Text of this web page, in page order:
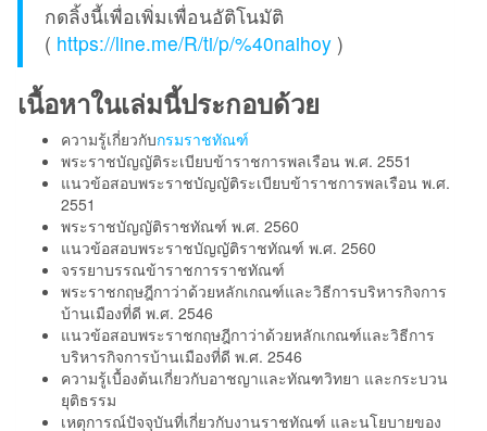
กดลิ้งนี้เพื่อเพิ่มเพื่อนอัติโนมัติ
( https://line.me/R/ti/p/%40naihoy )
เนื้อหาในเล่มนี้ประกอบด้วย
ความรู้เกี่ยวกับกรมราชทัณฑ์
พระราชบัญญัติระเบียบข้าราชการพลเรือน พ.ศ. 2551
แนวข้อสอบพระราชบัญญัติระเบียบข้าราชการพลเรือน พ.ศ.
2551
พระราชบัญญัติราชทัณฑ์ พ.ศ. 2560
แนวข้อสอบพระราชบัญญัติราชทัณฑ์ พ.ศ. 2560
จรรยาบรรณข้าราชการราชทัณฑ์
พระราชกฤษฎีกาว่าด้วยหลักเกณฑ์และวิธีการบริหารกิจการ
บ้านเมืองที่ดี พ.ศ. 2546
แนวข้อสอบพระราชกฤษฎีกาว่าด้วยหลักเกณฑ์และวิธีการ
บริหารกิจการบ้านเมืองที่ดี พ.ศ. 2546
ความรู้เบื้องต้นเกี่ยวกับอาชญาและทัณฑวิทยา และกระบวน
ยุติธรรม
เหตุการณ์ปัจจุบันที่เกี่ยวกับงานราชทัณฑ์ และนโยบายของ